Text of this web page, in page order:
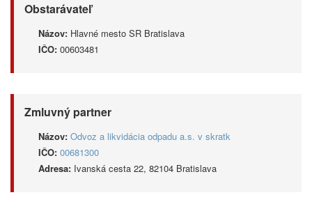
Obstarávateľ
Názov: Hlavné mesto SR Bratislava
IČO: 00603481
Zmluvný partner
Názov: Odvoz a likvidácia odpadu a.s. v skratk
IČO: 00681300
Adresa: Ivanská cesta 22, 82104 Bratislava